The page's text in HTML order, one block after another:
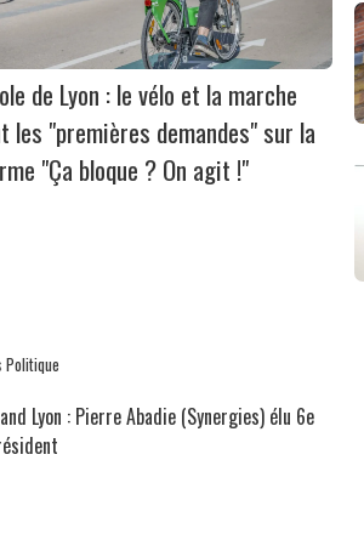
de Lyon : le vélo et la marche
les "premières demandes" sur la
"Ça bloque ? On agit !"
Politique
Lyon : Pierre Abadie (Synergies) élu 6e